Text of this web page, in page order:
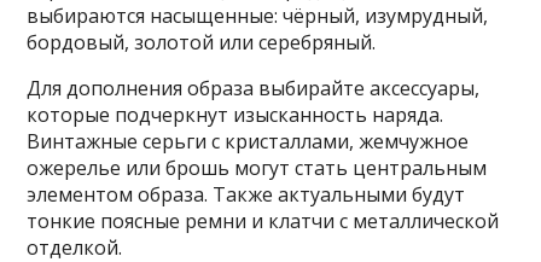
выбираются насыщенные: чёрный, изумрудный,
бордовый, золотой или серебряный.
Для дополнения образа выбирайте аксессуары,
которые подчеркнут изысканность наряда.
Винтажные серьги с кристаллами, жемчужное
ожерелье или брошь могут стать центральным
элементом образа. Также актуальными будут
тонкие поясные ремни и клатчи с металлической
отделкой.